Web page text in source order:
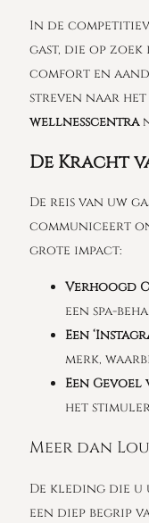
In de
gast, die op
comfort en
streven naar
wellnesscentra
De Kracht
De reis van uw
communiceert
grote impact:
Verhoogd
een spa-
Een
merk,
Een
het
Meer dan
De kleding die
een diep begrip